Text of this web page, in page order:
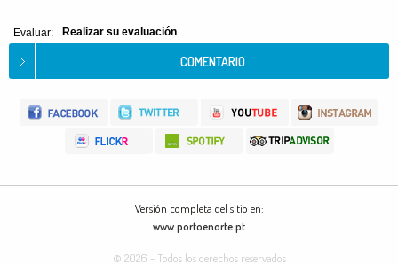
Evaluar: Realizar su evaluación
Versión completa del sitio en:
www.portoenorte.pt
© 2026 - Todos los derechos reservados